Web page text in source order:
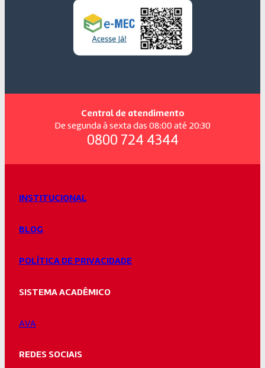
Central de atendimento
De segunda à sexta das 08:00 até 20:30
0800 724 4344
INSTITUCIONAL
BLOG
POLÍTICA DE PRIVACIDADE
SISTEMA ACADÊMICO
AVA
REDES SOCIAIS